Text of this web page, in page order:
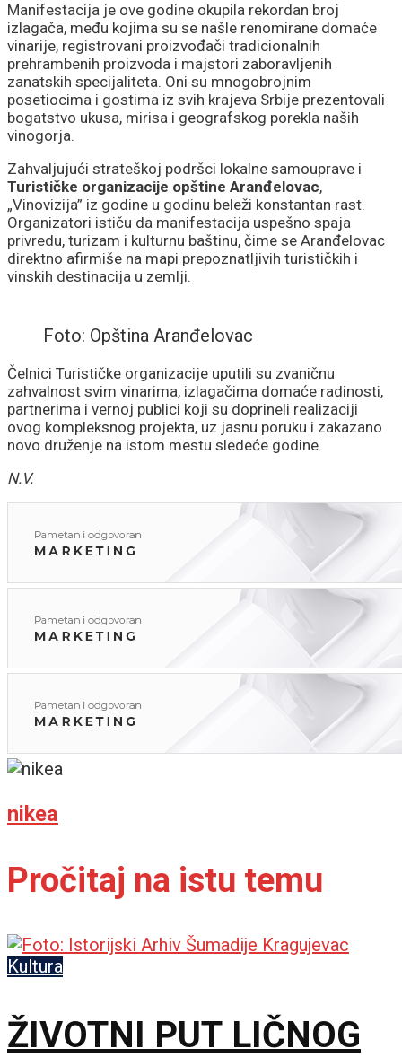
Manifestacija je ove godine okupila rekordan broj
izlagača, među kojima su se našle renomirane domaće
vinarije, registrovani proizvođači tradicionalnih
prehrambenih proizvoda i majstori zaboravljenih
zanatskih specijaliteta. Oni su mnogobrojnim
posetiocima i gostima iz svih krajeva Srbije prezentovali
bogatstvo ukusa, mirisa i geografskog porekla naših
vinogorja.
Zahvaljujući strateškoj podršci lokalne samouprave i
Turističke organizacije opštine Aranđelovac,
„Vinovizija” iz godine u godinu beleži konstantan rast.
Organizatori ističu da manifestacija uspešno spaja
privredu, turizam i kulturnu baštinu, čime se Aranđelovac
direktno afirmiše na mapi prepoznatljivih turističkih i
vinskih destinacija u zemlji.
Foto: Opština Aranđelovac
Čelnici Turističke organizacije uputili su zvaničnu
zahvalnost svim vinarima, izlagačima domaće radinosti,
partnerima i vernoj publici koji su doprineli realizaciji
ovog kompleksnog projekta, uz jasnu poruku i zakazano
novo druženje na istom mestu sledeće godine.
N.V.
nikea
Pročitaj na istu temu
Kultura
ŽIVOTNI PUT LIČNOG